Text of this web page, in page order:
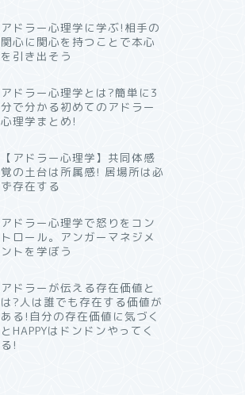
アドラー心理学に学ぶ!相手の
関心に関心を持つことで本心
を引き出そう
アドラー心理学とは?簡単に3
分で分かる初めてのアドラー
心理学まとめ!
【アドラー心理学】共同体感
覚の土台は所属感! 居場所は必
ず存在する
アドラー心理学で怒りをコン
トロール。アンガーマネジメ
ントを学ぼう
アドラーが伝える存在価値と
は?人は誰でも存在する価値が
ある!自分の存在価値に気づく
とHAPPYはドンドンやってく
る!